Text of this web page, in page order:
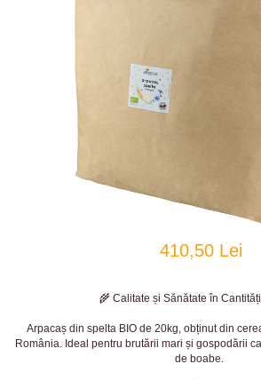
410,50 Lei
🌾 Calitate și Sănătate în
Arpacaș din spelta BIO de 20kg, obținut din
România. Ideal pentru brutării mari și gospodării
de boabe.